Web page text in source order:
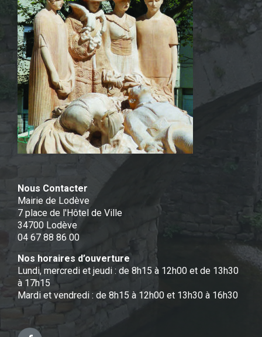
Nous Contacter
Mairie de Lodève
7 place de l'Hôtel de Ville
34700 Lodève
04 67 88 86 00
Nos horaires d’ouverture
Lundi, mercredi et jeudi : de 8h15 à 12h00 et de 13h30
à 17h15
Mardi et vendredi : de 8h15 à 12h00 et 13h30 à 16h30